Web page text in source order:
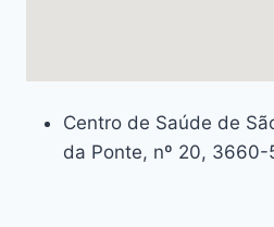
Centro de Saúde de
da Ponte, nº 20, 3660-